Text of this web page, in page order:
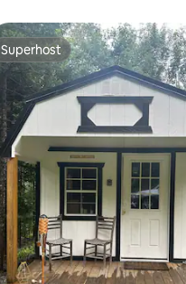
Superhost
Superhost